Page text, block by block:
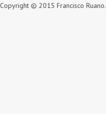
Copyright © 2015 Francisco Ruano.